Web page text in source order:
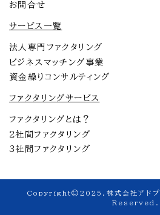
お問合せ
サービス一覧
法人専門ファクタリング
ビジネスマッチング事業
資金繰りコンサルティング
ファクタリングサービス
ファクタリングとは？
2社間ファクタリング
3社間ファクタリング
Copyright©2025.株式会社アド
Reserved.